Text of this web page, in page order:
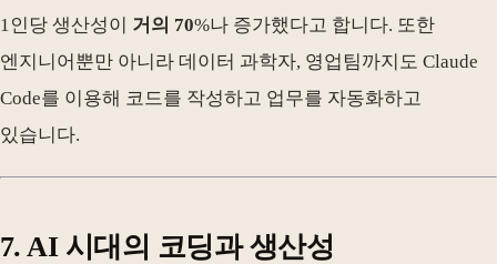
1인당 생산성이 거의 70%나 증가했다고 합니다. 또한
엔지니어뿐만 아니라 데이터 과학자, 영업팀까지도 Claude
Code를 이용해 코드를 작성하고 업무를 자동화하고
있습니다.
7. AI 시대의 코딩과 생산성